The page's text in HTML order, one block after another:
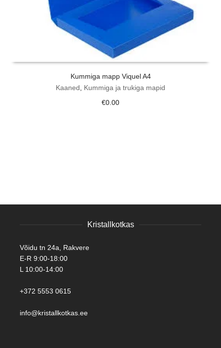
Kummiga mapp Viquel A4
Kaaned
Kummiga ja trukiga mapid
€0.00
Kristallkotkas
Võidu tn 24a, Rakvere
E-R 9:00-18:00
L 10:00-14:00
+372 5553 0615
info@kristallkotkas.ee